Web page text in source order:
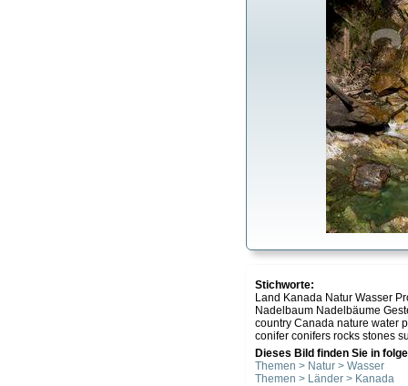
Stichworte:
Land Kanada Natur Wasser
Nadelbaum Nadelbäume
country Canada nature water
conifer conifers rocks stones
Dieses Bild finden Sie in
Themen > Natur > Wasser
Themen > Länder > Kanada